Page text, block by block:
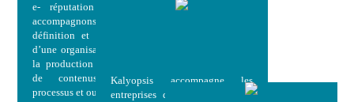
e- réputation … Nous vous
accompagnons aussi dans la
définition et la mise en place
d’une organisation adaptée pour
la production et la publication
de contenus : instances,
processus et outils.
Kalyopsis accompagne les
entreprises dans leur démarche